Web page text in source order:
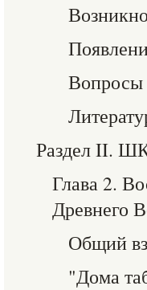
Вопросы
Раздел II.
Глава 2.
Древнего
Общий
"Дома